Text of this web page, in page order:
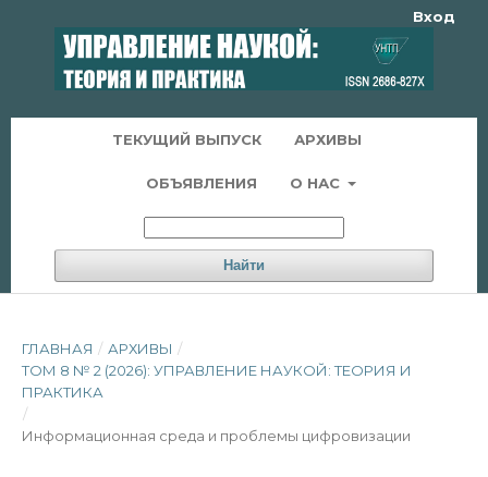
ТЕКУЩИЙ ВЫПУСК АРХИВЫ
ОБЪЯВЛЕНИЯ О НАС
Найти
Вход
ГЛАВНАЯ / АРХИВЫ /
ТОМ 8 № 2 (2026): УПРАВЛЕНИЕ НАУКОЙ: ТЕОРИЯ И
ПРАКТИКА
/
Информационная среда и проблемы цифровизации